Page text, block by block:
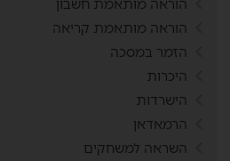
הוראה מותאמת קריאה
הזמר במסכה
היכרות
הישרדות
הרמאדאן
השראה למשחקים